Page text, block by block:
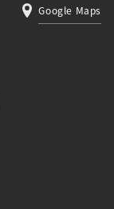
Google Maps